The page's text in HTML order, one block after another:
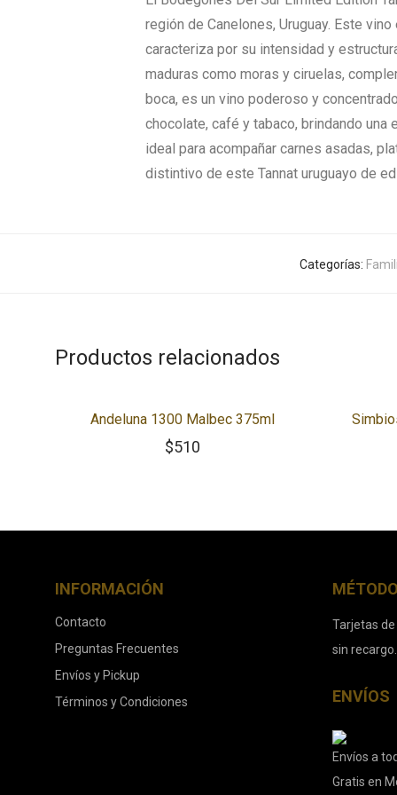
región de Canelones, Uruguay. Este
caracteriza por su intensidad y
maduras como moras y ciruelas,
boca, es un vino poderoso y
chocolate, café y tabaco, brindando
ideal para acompañar carnes asadas,
distintivo de este Tannat uruguayo de
Categorías:
Productos relacionados
Andeluna 1300 Malbec 375ml
$510
INFORMACIÓN
Contacto
Preguntas Frecuentes
Envíos y Pickup
Términos y Condiciones
Tarjetas
sin
ENVÍOS
Envíos a
Gratis en